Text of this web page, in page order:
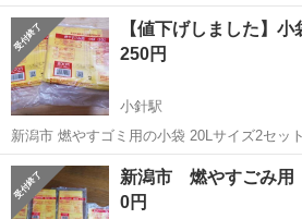
にお譲り致します(^^) 9枚セットで、いかが
新潟 新潟市 白山駅 掃除用具
【値下げしました】小
250円
小針駅
新潟市 燃やすゴミ用の小袋 20Lサイズ2セッ
すが、サイズが大きすぎて、超極小袋を使っ
す。 超極小袋と交換してくださる方歓迎しま
小袋20枚の交換希望です。 ...
新潟 新潟市 小針駅 掃除用具
新潟市 燃やすごみ
0円